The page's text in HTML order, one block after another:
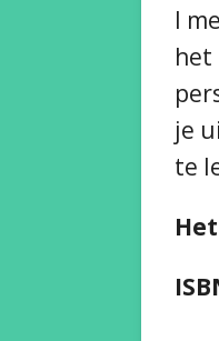
I
het
je
te